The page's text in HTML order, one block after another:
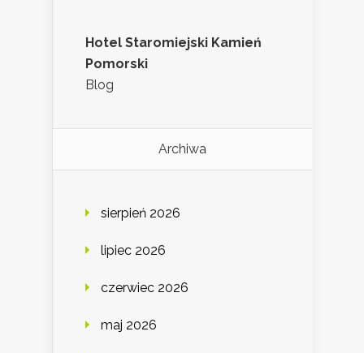
Hotel Staromiejski Kamień
Pomorski
Blog
Archiwa
sierpień 2026
lipiec 2026
czerwiec 2026
maj 2026